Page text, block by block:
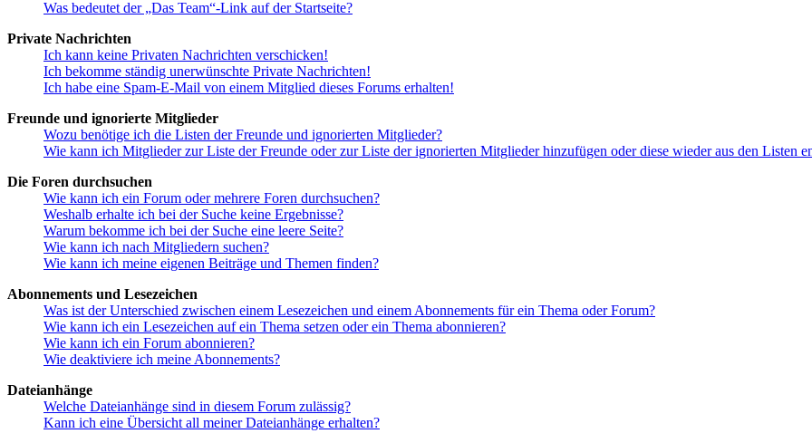
Was bedeutet der „Das Team“-Link auf der Startseite?
Private Nachrichten
Ich kann keine Privaten Nachrichten verschicken!
Ich bekomme ständig unerwünschte Private Nachrichten!
Ich habe eine Spam-E-Mail von einem Mitglied dieses Forums erhalten!
Freunde und ignorierte Mitglieder
Wozu benötige ich die Listen der Freunde und ignorierten Mitglieder?
Wie kann ich Mitglieder zur Liste der Freunde oder zur Liste der ignorierten Mitglieder hinzufügen oder diese wieder aus den Listen
Die Foren durchsuchen
Wie kann ich ein Forum oder mehrere Foren durchsuchen?
Weshalb erhalte ich bei der Suche keine Ergebnisse?
Warum bekomme ich bei der Suche eine leere Seite?
Wie kann ich nach Mitgliedern suchen?
Wie kann ich meine eigenen Beiträge und Themen finden?
Abonnements und Lesezeichen
Was ist der Unterschied zwischen einem Lesezeichen und einem Abonnements für ein Thema oder Forum?
Wie kann ich ein Lesezeichen auf ein Thema setzen oder ein Thema abonnieren?
Wie kann ich ein Forum abonnieren?
Wie deaktiviere ich meine Abonnements?
Dateianhänge
Welche Dateianhänge sind in diesem Forum zulässig?
Kann ich eine Übersicht all meiner Dateianhänge erhalten?